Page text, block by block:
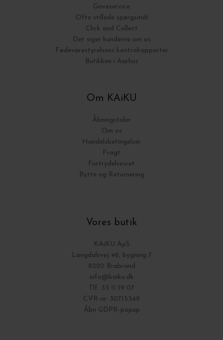
Gaveservice
Ofte stillede spørgsmål
Click and Collect
Det siger kunderne om os
Fødevarestyrelsens kontrolrapporter
Butikken i Aarhus
Om KAiKU
Åbningstider
Om os
Handelsbetingelser
Fragt
Fortrydelsesret
Bytte og Returnering
Vores butik
KAiKU ApS
Langdalsvej 46, bygning 7
8220 Brabrand
info@kaiku.dk
Tlf. 33 11 19 07
CVR-nr. 30715349
Åbn GDPR-popup